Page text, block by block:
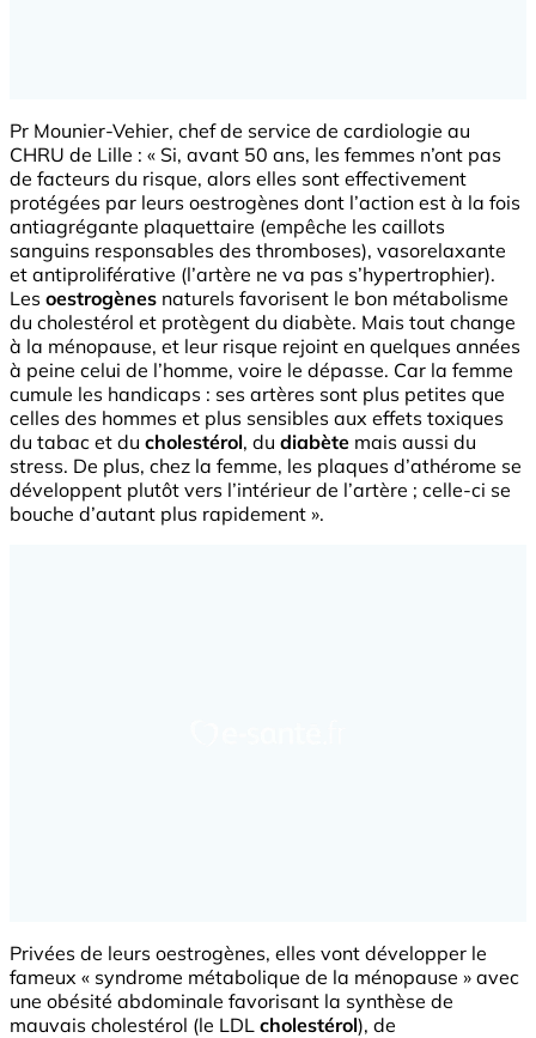
Pr Mounier-Vehier, chef de service de cardiologie au
CHRU de Lille : « Si, avant 50 ans, les femmes n’ont pas
de facteurs du risque, alors elles sont effectivement
protégées par leurs oestrogènes dont l’action est à la fois
antiagrégante plaquettaire (empêche les caillots
sanguins responsables des thromboses), vasorelaxante
et antiproliférative (l’artère ne va pas s’hypertrophier).
Les oestrogènes naturels favorisent le bon métabolisme
du cholestérol et protègent du diabète. Mais tout change
à la ménopause, et leur risque rejoint en quelques années
à peine celui de l’homme, voire le dépasse. Car la femme
cumule les handicaps : ses artères sont plus petites que
celles des hommes et plus sensibles aux effets toxiques
du tabac et du cholestérol, du diabète mais aussi du
stress. De plus, chez la femme, les plaques d’athérome se
développent plutôt vers l’intérieur de l’artère ; celle-ci se
bouche d’autant plus rapidement ».
Privées de leurs oestrogènes, elles vont développer le
fameux « syndrome métabolique de la ménopause » avec
une obésité abdominale favorisant la synthèse de
mauvais cholestérol (le LDL cholestérol), de